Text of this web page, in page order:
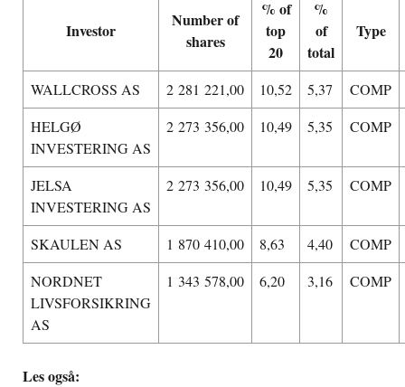
Investor
Number of
shares
% of
top
20
%
of
total
Type
WALLCROSS AS 2 281 221,00 10,52 5,37
COMP
HELGØ
INVESTERING AS
2 273 356,00 10,49 5,35 COMP
JELSA
INVESTERING AS
2 273 356,00 10,49 5,35 COMP
SKAULEN AS 1 870 410,00 8,63 4,40
COMP
NORDNET
LIVSFORSIKRING
AS
1 343 578,00 6,20 3,16 COMP
Les også: